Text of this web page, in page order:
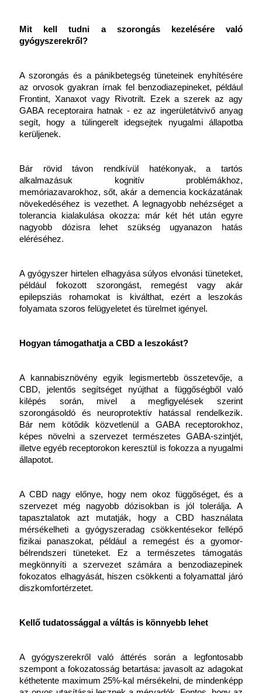
Mit kell tudni a szorongás kezelésére való
gyógyszerekről?
A szorongás és a pánikbetegség tüneteinek enyhítésére
az orvosok gyakran írnak fel benzodiazepineket, például
Frontint, Xanaxot vagy Rivotrilt. Ezek a szerek az agy
GABA receptoraira hatnak - ez az ingerületátvivő anyag
segít, hogy a túlingerelt idegsejtek nyugalmi állapotba
kerüljenek.
Bár rövid távon rendkívül hatékonyak, a tartós
alkalmazásuk kognitív problémákhoz,
memóriazavarokhoz, sőt, akár a demencia kockázatának
növekedéséhez is vezethet. A legnagyobb nehézséget a
tolerancia kialakulása okozza: már két hét után egyre
nagyobb dózisra lehet szükség ugyanazon hatás
eléréséhez.
A gyógyszer hirtelen elhagyása súlyos elvonási tüneteket,
például fokozott szorongást, remegést vagy akár
epilepsziás rohamokat is kiválthat, ezért a leszokás
folyamata szoros felügyeletet és türelmet igényel.
Hogyan támogathatja a CBD a leszokást?
A kannabisznövény egyik legismertebb összetevője, a
CBD, jelentős segítséget nyújthat a függőségből való
kilépés során, mivel a megfigyelések szerint
szorongásoldó és neuroprotektív hatással rendelkezik.
Bár nem kötődik közvetlenül a GABA receptorokhoz,
képes növelni a szervezet természetes GABA-szintjét,
illetve egyéb receptorokon keresztül is fokozza a nyugalmi
állapotot.
A CBD nagy előnye, hogy nem okoz függőséget, és a
szervezet még nagyobb dózisokban is jól tolerálja. A
tapasztalatok azt mutatják, hogy a CBD használata
mérsékelheti a gyógyszeradag csökkentésekor fellépő
fizikai panaszokat, például a remegést és a gyomor-
bélrendszeri tüneteket. Ez a természetes támogatás
megkönnyíti a szervezet számára a benzodiazepinek
fokozatos elhagyását, hiszen csökkenti a folyamattal járó
diszkomfortérzetet.
Kellő tudatossággal a váltás is könnyebb lehet
A gyógyszerekről való áttérés során a legfontosabb
szempont a fokozatosság betartása: javasolt az adagokat
kéthetente maximum 25%-kal mérsékelni, de mindenképp